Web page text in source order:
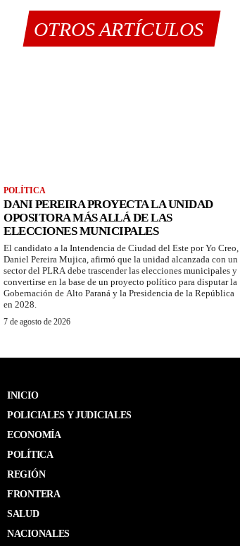
OTROS ARTÍCULOS
POLÍTICA
DANI PEREIRA PROYECTA LA UNIDAD
OPOSITORA MÁS ALLÁ DE LAS
ELECCIONES MUNICIPALES
El candidato a la Intendencia de Ciudad del Este por Yo Creo,
Daniel Pereira Mujica, afirmó que la unidad alcanzada con un
sector del PLRA debe trascender las elecciones municipales y
convertirse en la base de un proyecto político para disputar la
Gobernación de Alto Paraná y la Presidencia de la República
en 2028.
7 de agosto de 2026
INICIO
POLICIALES Y JUDICIALES
ECONOMÍA
POLÍTICA
REGIÓN
FRONTERA
SALUD
NACIONALES